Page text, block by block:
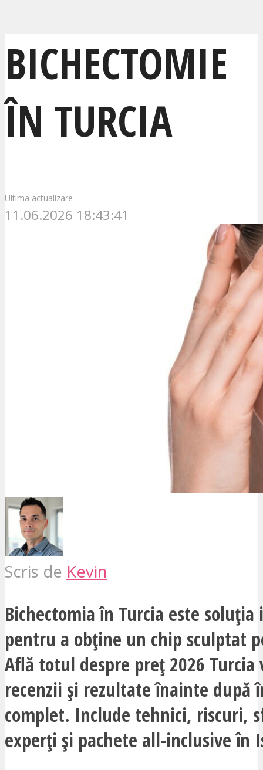
BICHECTOMIE
ÎN TURCIA
Ultima actualizare
11.06.2026 18:43:41
Scris de Kevin
Bichectomia în Turcia este soluția
pentru a obține un chip sculptat
Află totul despre preț 2026 Turcia
recenzii și rezultate înainte după
complet. Include tehnici, riscuri,
experți și pachete all-inclusive în